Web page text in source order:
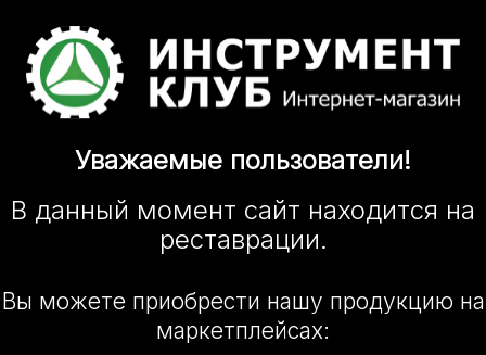
Уважаемые пользователи!
В данный момент сайт находится на
реставрации.
Вы можете приобрести нашу продукцию на
маркетплейсах: